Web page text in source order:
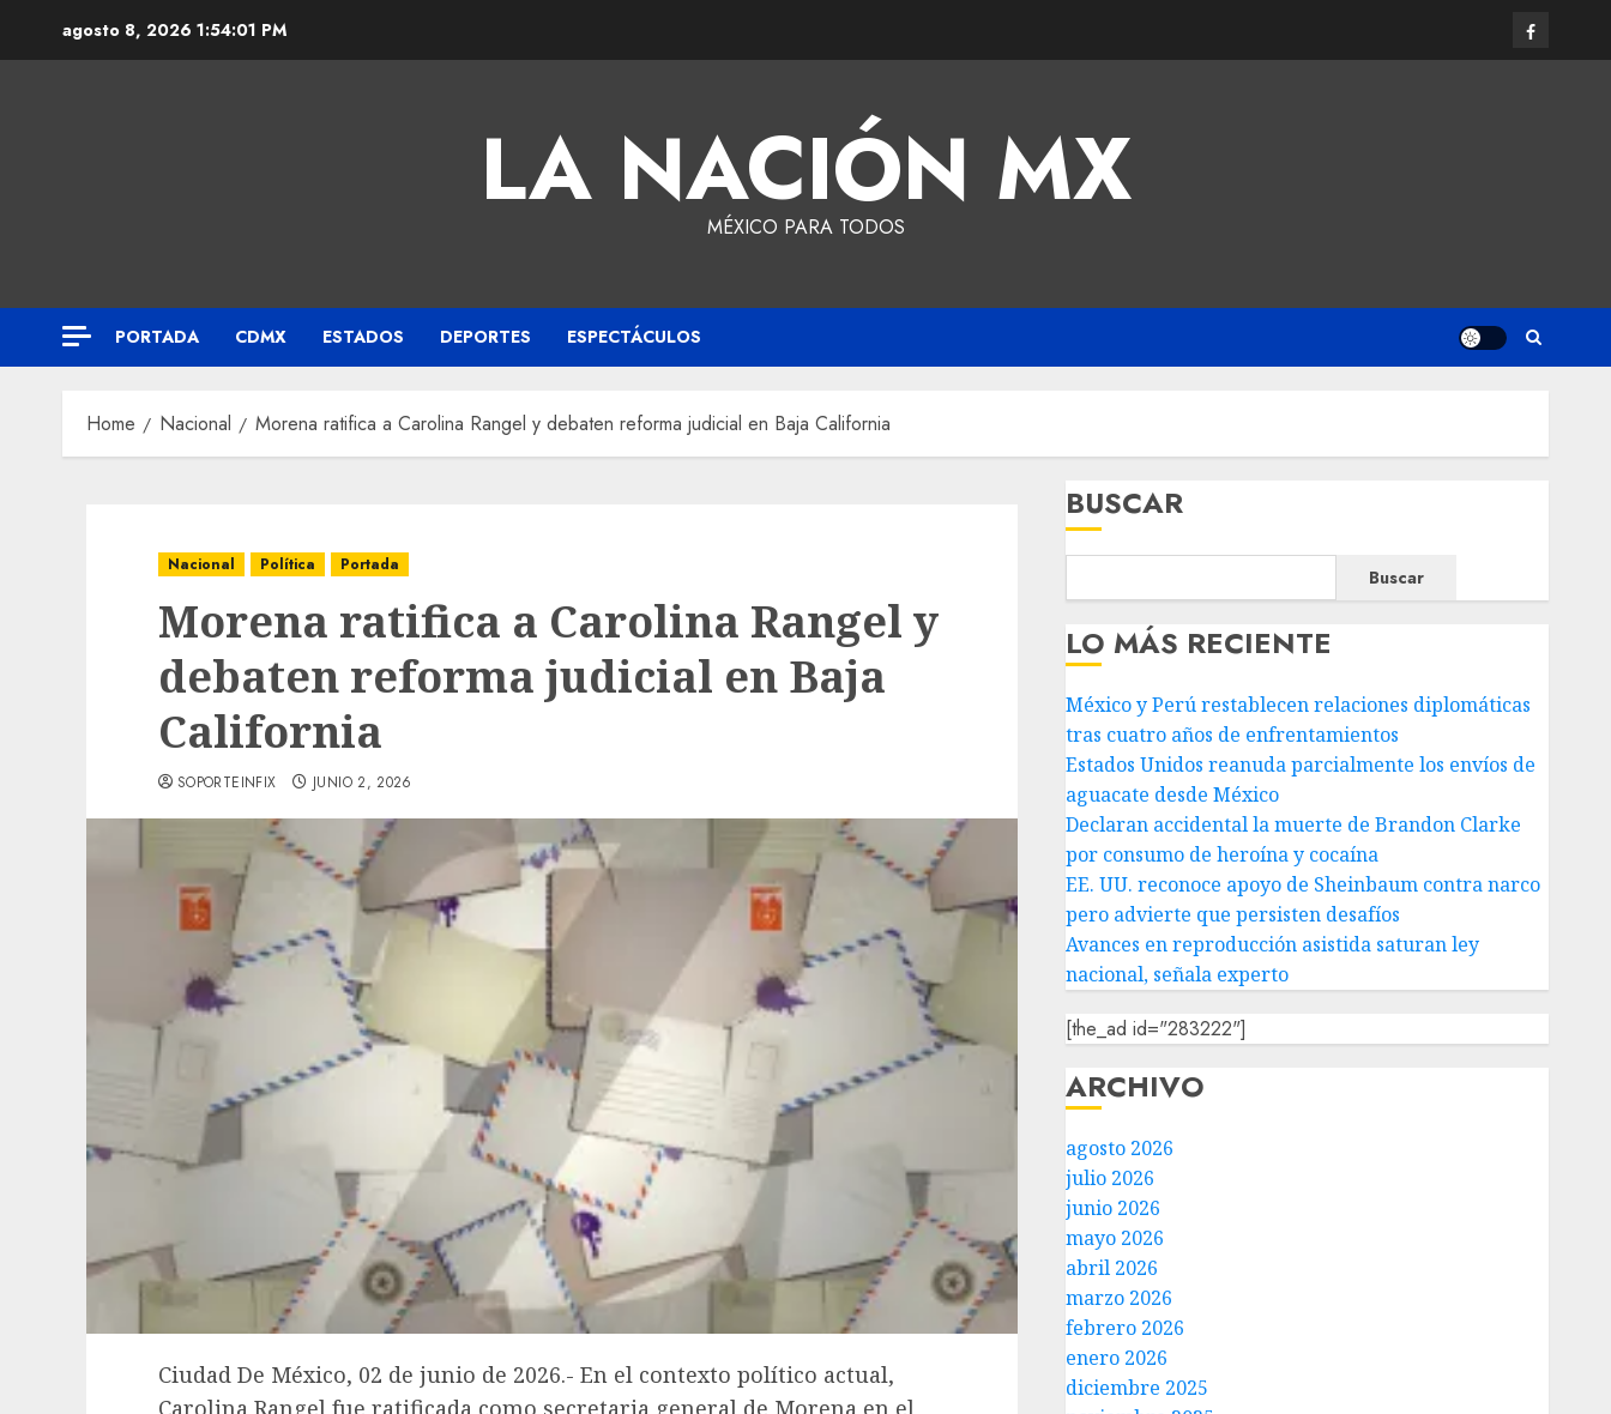
agosto 8, 2026 1:54:02 PM
LA NACIÓN MX
MÉXICO PARA TODOS
PORTADA CDMX ESTADOS DEPORTES ESPECTÁCULOS
Home Nacional Morena ratifica a Carolina Rangel y debaten reforma judicial en Baja California
Nacional Política Portada
Morena ratifica a Carolina Rangel y
debaten reforma judicial en Baja
California
SOPORTEINFIX JUNIO 2, 2026
Ciudad De México, 02 de junio de 2026.- En el contexto político actual,
Carolina Rangel fue ratificada como secretaria general de Morena en el
BUSCAR
Buscar
LO MÁS RECIENTE
México y Perú restablecen relaciones diplomáticas
tras cuatro años de enfrentamientos
Estados Unidos reanuda parcialmente los envíos de
aguacate desde México
Declaran accidental la muerte de Brandon Clarke
por consumo de heroína y cocaína
EE. UU. reconoce apoyo de Sheinbaum contra narco
pero advierte que persisten desafíos
Avances en reproducción asistida saturan ley
nacional, señala experto
[the_ad id="283222"]
ARCHIVO
agosto 2026
julio 2026
junio 2026
mayo 2026
abril 2026
marzo 2026
febrero 2026
enero 2026
diciembre 2025